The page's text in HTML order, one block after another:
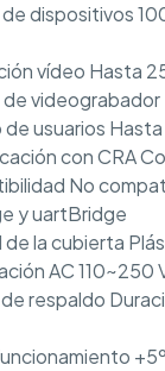
dispositivos
vídeo Hasta
de videograbador
de usuarios
con CRA
No
y uartBridge
de la cubierta
AC 110~250
respaldo